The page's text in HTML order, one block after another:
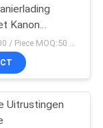
41
Kanon
Cilinder
$3.00 - $7.00 / Piece MOQ:50 stuk/Stukken
Uitrustingen